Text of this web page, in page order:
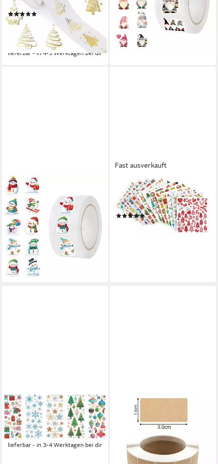
weihnachtlich Sticker, (500tlg)
10,99 €
(0,02 €/ 1 Stk)
-15%
lieferbar - in 4-5 Werktagen bei dir
weihnachtlich Sticker, (500tlg)
10,99 € 12,99 €
(0,02 €/ 1 Stk)
-15%
lieferbar - in 4-5 Werktagen bei dir
WARE AUS ALLER WELT
Aufkleber 500
Weihnachtsaufkleber
Geschenkaufkleber
weihnachtlich Sticker, (500tlg)
10,99 € 12,99 €
(0,02 €/ 1 Stk)
-15%
lieferbar - in 4-5 Werktagen bei dir
Fast ausverkauft
CREATIV COMPANY
Aufkleber Weihnachten, 12
Blatt, selbstklebend
(2)
lieferbar - in 3-4 Werktagen bei dir
FOLIA
Aufkleber Weihnachten, 153
Stück
12,30 €
lieferbar - in 3-4 Werktagen bei dir
WARE AUS ALLER WELT
Aufkleber 320 Kraftpapier
Sticker 3,0 x 1,5 cm
Selbstklebende Etiketten,
(320tlg)
10,99 € 12,99 €